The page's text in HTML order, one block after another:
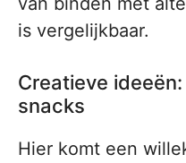
is vergelijkbaar.
Creatieve
snacks
Hier komt een